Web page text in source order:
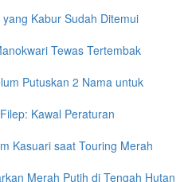
Kabur Sudah Ditemui
Tewas Tertembak
Putuskan 2 Nama untuk
Kawal Peraturan
Kasuari saat Touring Merah
Merah Putih di Tengah Hutan